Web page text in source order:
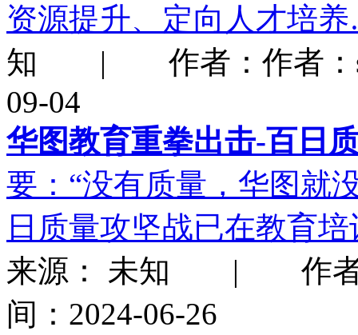
资源提升、定向人才培
知 | 作者：作者：
09-04
华图教育重拳出击-百日
要：“没有质量，华图就
日质量攻坚战已在教育
来源： 未知 | 作
间：2024-06-26